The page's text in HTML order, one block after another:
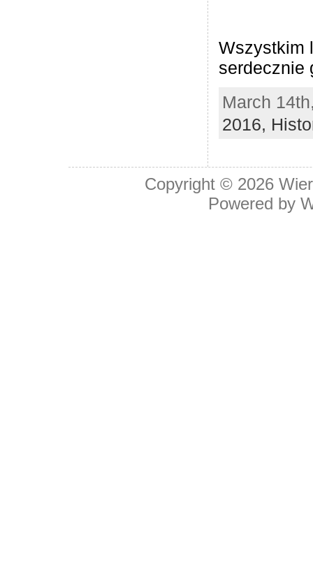
Wszystkim
serdecznie
March
2016,
Copyright © 2026
Powered by